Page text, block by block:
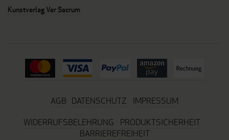
Kunstverlag Ver Sacrum
AGB DATENSCHUTZ
IMPRESSUM
WIDERRUFSBELEHRUNG
PRODUKTSICHERHEIT
BARRIEREFREIHEIT